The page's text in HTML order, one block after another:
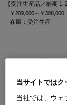
【受注生産品／納期 1-
￥209,000～ ￥308,000
在庫：受注生産
TOGE【受注生産】
当サイトではク
当社では、ウェ